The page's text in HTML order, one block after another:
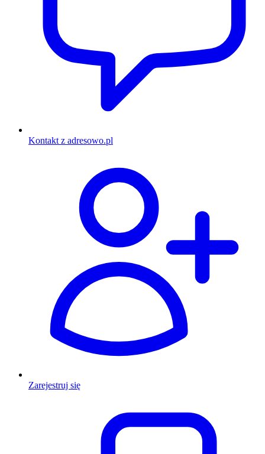
Kontakt z adresowo.pl
Zarejestruj się